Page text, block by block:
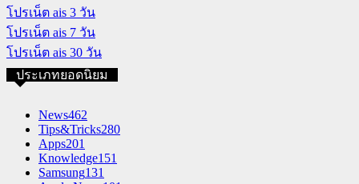
โปรเน็ต ais 3 วัน
โปรเน็ต ais 7 วัน
โปรเน็ต ais 30 วัน
ประเภทยอดนิยม
News462
Tips&Tricks280
Apps201
Knowledge151
Samsung131